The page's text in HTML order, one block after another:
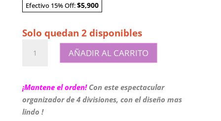
Efectivo 15% Off:$5,900
Solo quedan 2 disponibles
Organizador
Universal
cantidad
AÑADIR AL CARRITO
¡Mantene el orden! Con este espectacular
organizador de 4 divisiones, con el diseño mas
lindo !